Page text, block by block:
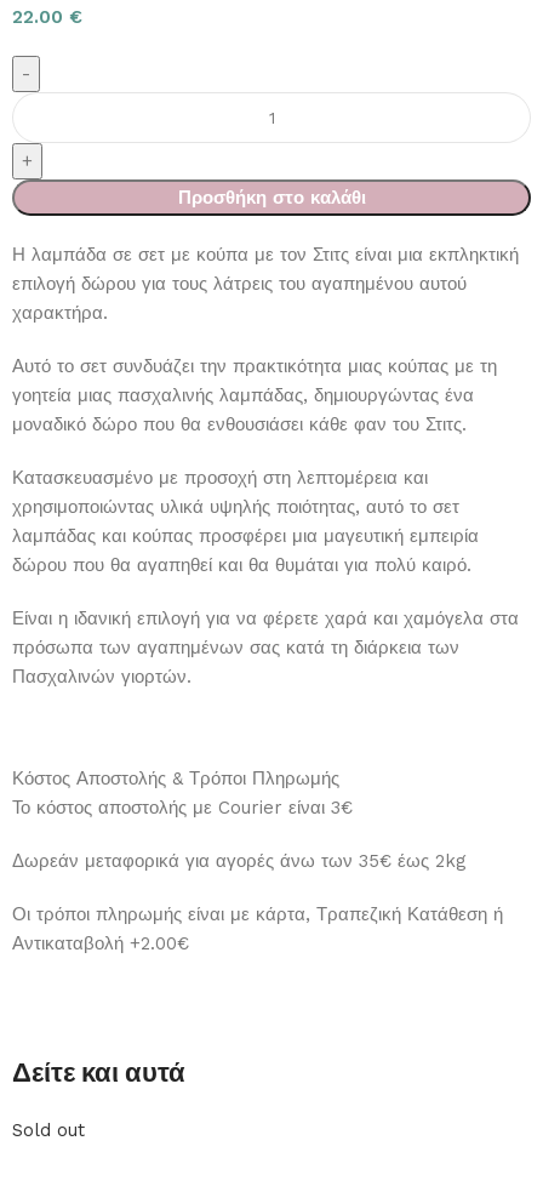
22.00 €
Προσθήκη στο καλάθι
Η λαμπάδα σε σετ με κούπα με τον Στιτς είναι μια εκπληκτική
επιλογή δώρου για τους λάτρεις του αγαπημένου αυτού
χαρακτήρα.
Αυτό το σετ συνδυάζει την πρακτικότητα μιας κούπας με τη
γοητεία μιας πασχαλινής λαμπάδας, δημιουργώντας ένα
μοναδικό δώρο που θα ενθουσιάσει κάθε φαν του Στιτς.
Κατασκευασμένο με προσοχή στη λεπτομέρεια και
χρησιμοποιώντας υλικά υψηλής ποιότητας, αυτό το σετ
λαμπάδας και κούπας προσφέρει μια μαγευτική εμπειρία
δώρου που θα αγαπηθεί και θα θυμάται για πολύ καιρό.
Είναι η ιδανική επιλογή για να φέρετε χαρά και χαμόγελα στα
πρόσωπα των αγαπημένων σας κατά τη διάρκεια των
Πασχαλινών γιορτών.
Κόστος Αποστολής & Τρόποι Πληρωμής
Το κόστος αποστολής με Courier είναι 3€
Δωρεάν μεταφορικά για αγορές άνω των 35€ έως 2kg
Οι τρόποι πληρωμής είναι με κάρτα, Τραπεζική Κατάθεση ή
Αντικαταβολή +2.00€
Δείτε και αυτά
Sold out